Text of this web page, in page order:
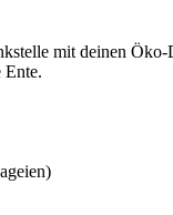
mit deinen Öko-
Ente.